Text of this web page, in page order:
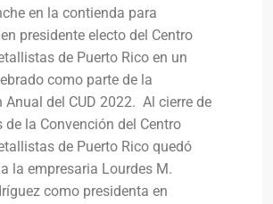
en la contienda para
presidente electo del Centro
de Puerto Rico en un
como parte de la
Anual del CUD 2022. Al cierre de
de la Convención del Centro
de Puerto Rico quedó
la empresaria Lourdes M.
como presidenta en